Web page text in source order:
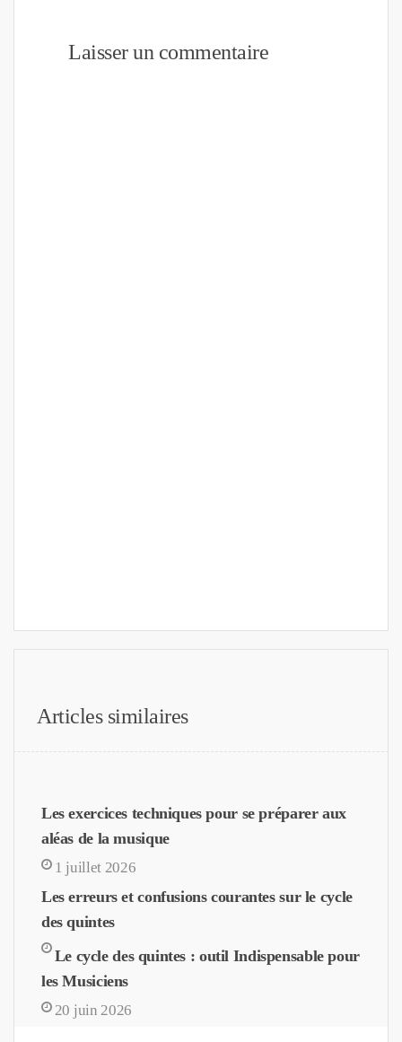
Laisser un commentaire
Articles similaires
Les exercices techniques pour se préparer aux
aléas de la musique
1 juillet 2026
Les erreurs et confusions courantes sur le cycle
des quintes
Le cycle des quintes : outil Indispensable pour
les Musiciens
20 juin 2026